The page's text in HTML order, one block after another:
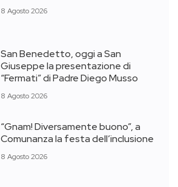
8 Agosto 2026
San Benedetto, oggi a San
Giuseppe la presentazione di
“Fermati” di Padre Diego Musso
8 Agosto 2026
“Gnam! Diversamente buono”, a
Comunanza la festa dell’inclusione
8 Agosto 2026